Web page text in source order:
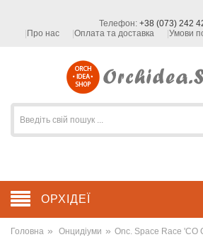
Телефон: +38 (073) 242
Про нас
Оплата та доставка Умови
ОРХІДЕЇ
Головна » Онцидіуми » Onc. Space Race 'CO